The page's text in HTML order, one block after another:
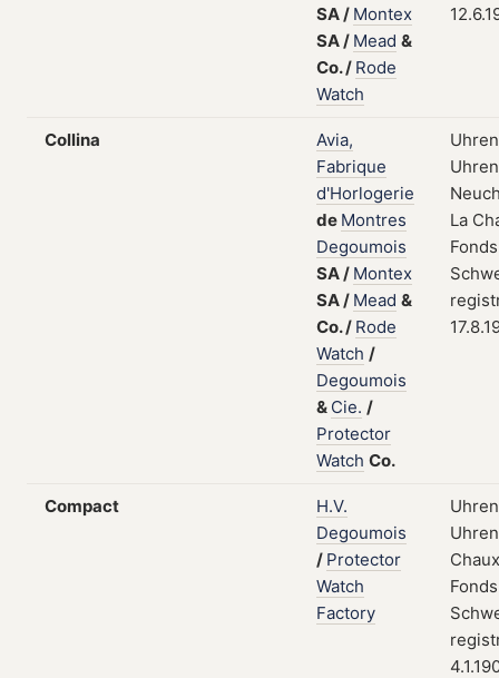
SA/ Montex
SA/ Mead &
Co./ Rode
Watch
Collina
Avia,
Fabrique
d'Horlogerie
de Montres
Degoumois
SA/ Montex
SA/ Mead &
Co./ Rode
Watch /
Degoumois
& Cie. /
Protector
Watch Co.
La
Compact
H.V.
Degoumois
/ Protector
Watch
Factory